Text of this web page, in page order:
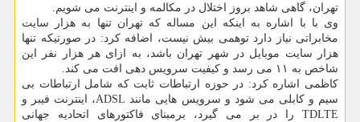
تهران، گاهی شاهد بروز اختلال در مكالمه و اینترنت می شویم.
وی با با اشاره به اینكه این مساله كه تهران تنها به هزار سایت
مخابراتی نیاز دارد توهمی بیش نیست، اضافه كرد: در صورتیكه تنها
هزار سایت موبایل در شهر تهران باشد، به ازای هر هزار نفر این
شاخص به ۱۱ می رسد و كیفیت سرویس دهی افت می كند.
كاظمی اشاره كرد: در حوزه ارتباطات ثابت كه شامل ارتباطات بی
سیم و كابلی می شود و سرویس هایی مانند ADSL، اینترنت فیبر و
TDLTE را در بر می گیرد، برمبنای فاكتورهای اتحادیه جهانی